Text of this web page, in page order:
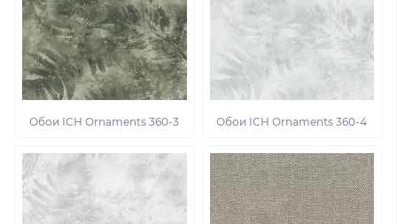
Обои ІСН Ornaments 360-3 Обои ІСН Ornaments 360-4